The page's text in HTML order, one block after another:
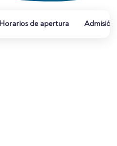
Horarios de apertura Admisión